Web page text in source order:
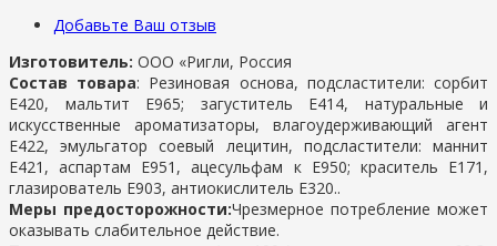
Добавьте Ваш отзыв
Изготовитель: ООО «Ригли, Россия
Состав товара: Резиновая основа, подсластители: сорбит
Е420, мальтит Е965; загуститель Е414, натуральные и
искусственные ароматизаторы, влагоудерживающий агент
Е422, эмульгатор соевый лецитин, подсластители: маннит
Е421, аспартам Е951, ацесульфам к Е950; краситель Е171,
глазирователь Е903, антиокислитель Е320..
Меры предосторожности:Чрезмерное потребление может
оказывать слабительное действие.